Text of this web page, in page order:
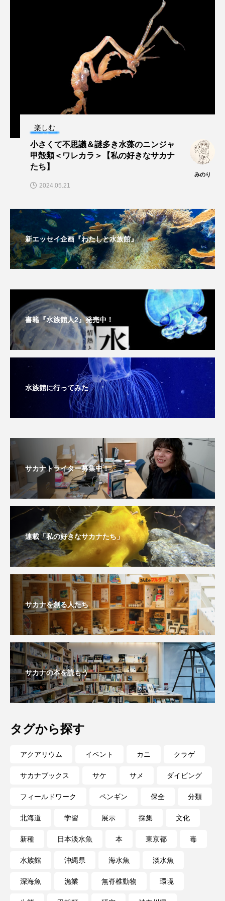
楽しむ
小さくて不思議＆謎多き水藻のニンジャ
甲殻類＜ワレカラ＞【私の好きなサカナ
たち】
みのり
2024.05.21
新エッセイ企画『わたしと水族館』
書籍『水族館人2』発売中！
水族館に行ってみた
サカナトライター募集中！
連載「私の好きなサカナたち」
サカナを創る人たち
サカナの本を読もう
タグから探す
アクアリウム イベント カニ クラゲ
サカナブックス サケ サメ ダイビング
フィールドワーク ペンギン 保全 分類
北海道 学習 展示 採集 文化
新種 日本淡水魚 本 東京都 毒
水族館 沖縄県 海水魚 淡水魚
深海魚 漁業 無脊椎動物 環境